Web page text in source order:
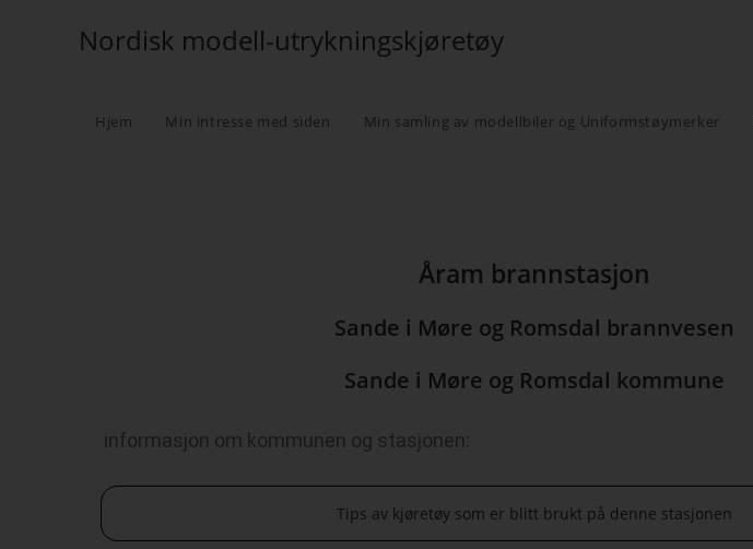
Nordisk modell-utrykningskjøretøy
Hjem Min intresse med siden Min samling av modellbiler og Uniformstøymerker
Åram brannstasjon
Sande i Møre og Romsdal brannvesen
Sande i Møre og Romsdal kommune
informasjon om kommunen og stasjonen:
Tips av kjøretøy som er blitt brukt på denne stasjonen